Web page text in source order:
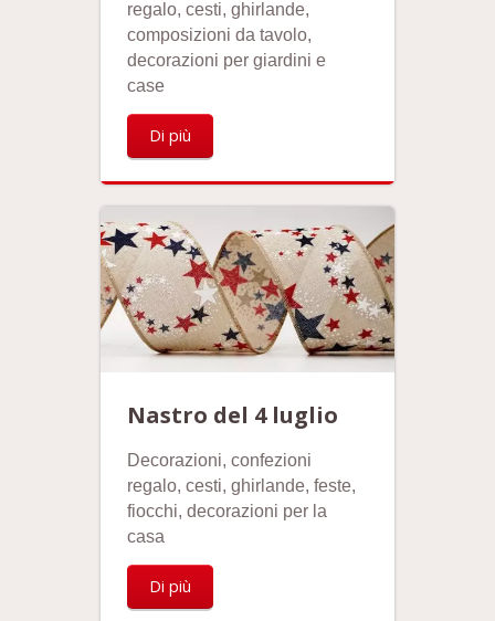
regalo, cesti, ghirlande,
composizioni da tavolo,
decorazioni per giardini e
case
Di più
Nastro del 4 luglio
Decorazioni, confezioni
regalo, cesti, ghirlande, feste,
fiocchi, decorazioni per la
casa
Di più